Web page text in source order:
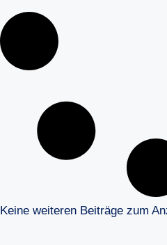
Keine weiteren Beiträge zum